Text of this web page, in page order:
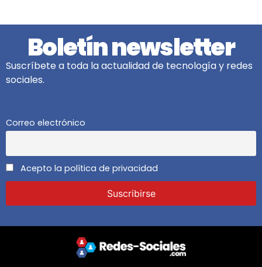
Boletín newsletter
Suscríbete a toda la actualidad de tecnología y redes
sociales.
Correo electrónico
Acepto la política de privacidad